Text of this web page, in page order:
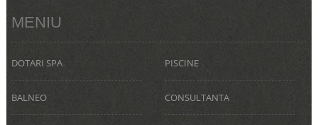
MENIU
DOTARI SPA PISCINE
BALNEO CONSULTANTA